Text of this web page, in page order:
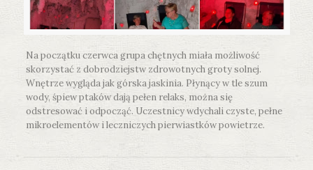
Na początku czerwca grupa chętnych miała możliwość
skorzystać z dobrodziejstw zdrowotnych groty solnej.
Wnętrze wygląda jak górska jaskinia. Płynący w tle szum
wody, śpiew ptaków dają pełen relaks, można się
odstresować i odpocząć. Uczestnicy wdychali czyste, pełne
mikroelementów i leczniczych pierwiastków powietrze.